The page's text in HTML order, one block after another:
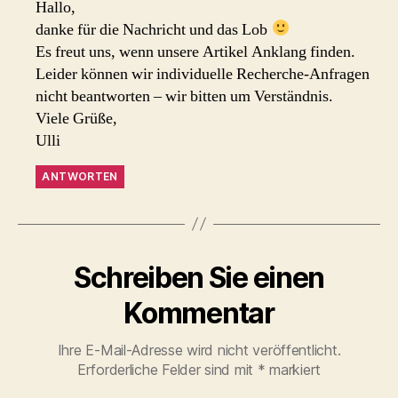
Hallo,
danke für die Nachricht und das Lob
Es freut uns, wenn unsere Artikel Anklang finden.
Leider können wir individuelle Recherche-Anfragen
nicht beantworten – wir bitten um Verständnis.
Viele Grüße,
Ulli
ANTWORTEN
Schreiben Sie einen
Kommentar
Ihre E-Mail-Adresse wird nicht veröffentlicht.
Erforderliche Felder sind mit * markiert